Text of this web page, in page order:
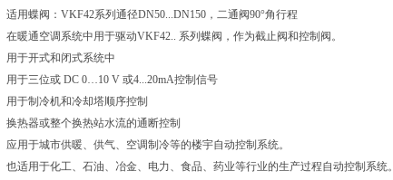
适用蝶阀：VKF42系列通径DN50...DN150，二通阀90°角行程
在暖通空调系统中用于驱动VKF42.. 系列蝶阀，作为截止阀和控制阀。
用于开式和闭式系统中
用于三位或 DC 0…10 V 或4...20mA控制信号
用于制冷机和冷却塔顺序控制
换热器或整个换热站水流的通断控制
应用于城市供暖、供气、空调制冷等的楼宇自动控制系统。
也适用于化工、石油、冶金、电力、食品、药业等行业的生产过程自动控制系统。